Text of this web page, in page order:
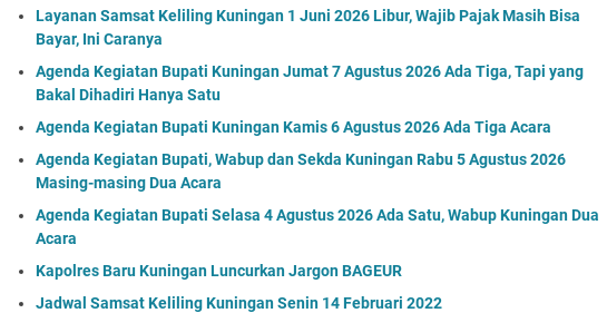
Layanan Samsat Keliling Kuningan 1 Juni 2026 Libur, Wajib Pajak Masih Bisa
Bayar, Ini Caranya
Agenda Kegiatan Bupati Kuningan Jumat 7 Agustus 2026 Ada Tiga, Tapi yang
Bakal Dihadiri Hanya Satu
Agenda Kegiatan Bupati Kuningan Kamis 6 Agustus 2026 Ada Tiga Acara
Agenda Kegiatan Bupati, Wabup dan Sekda Kuningan Rabu 5 Agustus 2026
Masing-masing Dua Acara
Agenda Kegiatan Bupati Selasa 4 Agustus 2026 Ada Satu, Wabup Kuningan Dua
Acara
Kapolres Baru Kuningan Luncurkan Jargon BAGEUR
Jadwal Samsat Keliling Kuningan Senin 14 Februari 2022